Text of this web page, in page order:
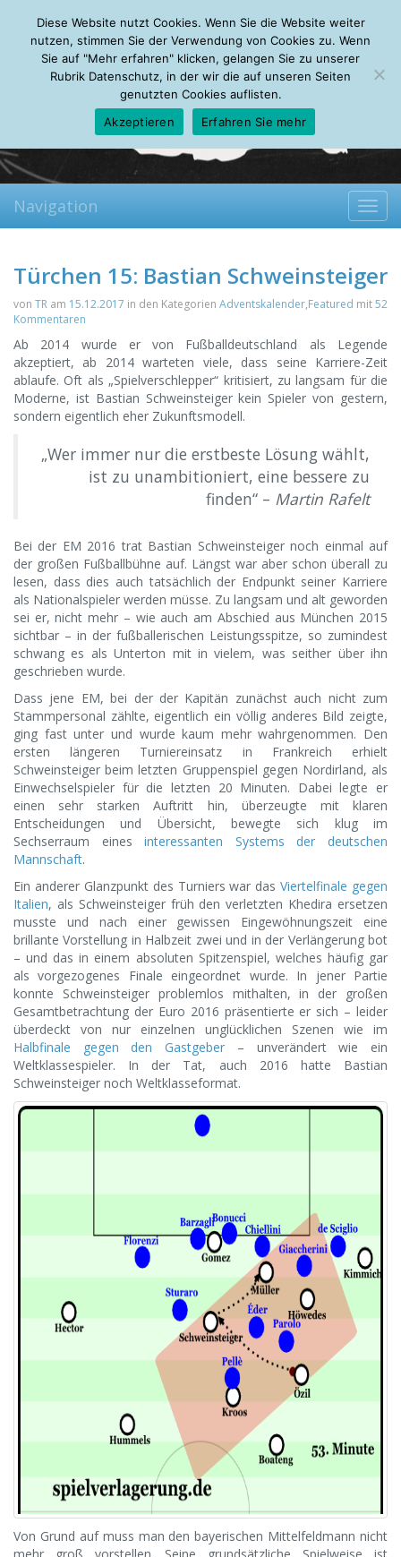
Saturday, 08.08.2026
Mein Account
About Autoren Leseempfehlungen FAQ
Navigation
Türchen 15: Bastian Schweinsteiger
von TR am 15.12.2017 in den Kategorien Adventskalender,Featured mit52
Kommentaren
Ab 2014 wurde er von Fußballdeutschland als Legende
akzeptiert, ab 2014 warteten viele, dass seine Karriere-Zeit
ablaufe. Oft als „Spielverschlepper“ kritisiert, zu langsam für die
Moderne, ist Bastian Schweinsteiger kein Spieler von gestern,
sondern eigentlich eher Zukunftsmodell.
„Wer immer nur die erstbeste Lösung wählt,
ist zu unambitioniert, eine bessere zu
finden“ – Martin Rafelt
Bei der EM 2016 trat Bastian Schweinsteiger noch einmal auf
der großen Fußballbühne auf. Längst war aber schon überall zu
lesen, dass dies auch tatsächlich der Endpunkt seiner Karriere
als Nationalspieler werden müsse. Zu langsam und alt geworden
sei er, nicht mehr – wie auch am Abschied aus München 2015
sichtbar – in der fußballerischen Leistungsspitze, so zumindest
schwang es als Unterton mit in vielem, was seither über ihn
geschrieben wurde.
Dass jene EM, bei der der Kapitän zunächst auch nicht zum
Stammpersonal zählte, eigentlich ein völlig anderes Bild zeigte,
ging fast unter und wurde kaum mehr wahrgenommen. Den
ersten längeren Turniereinsatz in Frankreich erhielt
Schweinsteiger beim letzten Gruppenspiel gegen Nordirland, als
Einwechselspieler für die letzten 20 Minuten. Dabei legte er
einen sehr starken Auftritt hin, überzeugte mit klaren
Entscheidungen und Übersicht, bewegte sich klug im
Sechserraum einesinteressanten Systems der deutschen
Mannschaft.
Ein anderer Glanzpunkt des Turniers war dasViertelfinale gegen
Italien, als Schweinsteiger früh den verletzten Khedira ersetzen
musste und nach einer gewissen Eingewöhnungszeit eine
brillante Vorstellung in Halbzeit zwei und in der Verlängerung bot
– und das in einem absoluten Spitzenspiel, welches häufig gar
als vorgezogenes Finale eingeordnet wurde. In jener Partie
konnte Schweinsteiger problemlos mithalten, in der großen
Gesamtbetrachtung der Euro 2016 präsentierte er sich – leider
überdeckt von nur einzelnen unglücklichen Szenen wie im
Halbfinale gegen den Gastgeber – unverändert wie ein
Weltklassespieler. In der Tat, auch 2016 hatte Bastian
Schweinsteiger noch Weltklasseformat.
Von Grund auf muss man den bayerischen Mittelfeldmann nicht
Diese Website nutzt Cookies. Wenn Sie die Website weiter
nutzen, stimmen Sie der Verwendung von Cookies zu. Wenn
Sie auf "Mehr erfahren" klicken, gelangen Sie zu unserer
Rubrik Datenschutz, in der wir die auf unseren Seiten
genutzten Cookies auflisten.
Akzeptieren
Erfahren Sie mehr